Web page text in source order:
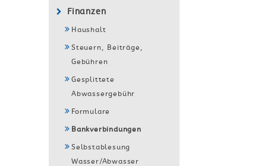
Finanzen
Haushalt
Steuern, Beiträge,
Gebühren
Gesplittete
Abwassergebühr
Formulare
Bankverbindungen
Selbstablesung
Wasser/Abwasser